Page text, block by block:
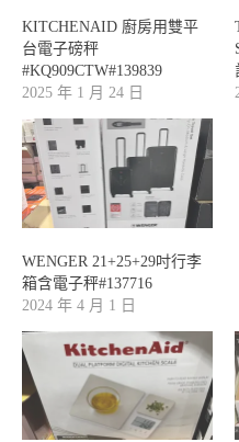
KITCHENAID 廚房用雙平
台電子磅秤
#KQ909CTW#139839
2025 年 1 月 24 日
WENGER 21+25+29吋行李
箱含電子秤#137716
2024 年 4 月 1 日